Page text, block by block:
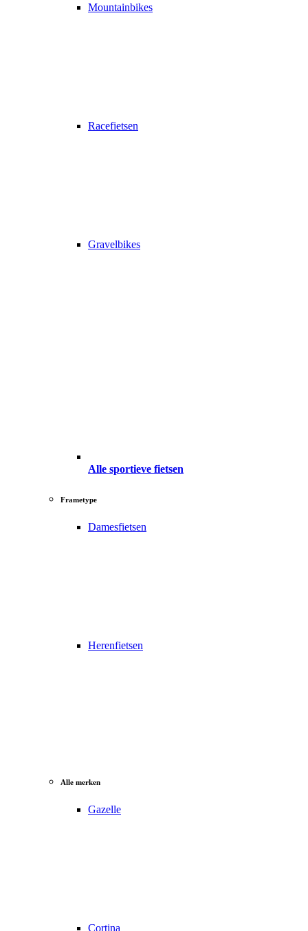
Mountainbikes
Racefietsen
Gravelbikes
Alle sportieve fietsen
Frametype
Damesfietsen
Herenfietsen
Alle merken
Gazelle
Cortina